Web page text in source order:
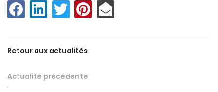
Accueil
Retour aux actualités
Actualité précédente
-